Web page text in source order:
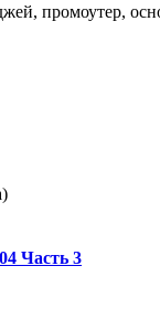
промоутер,
Часть 3